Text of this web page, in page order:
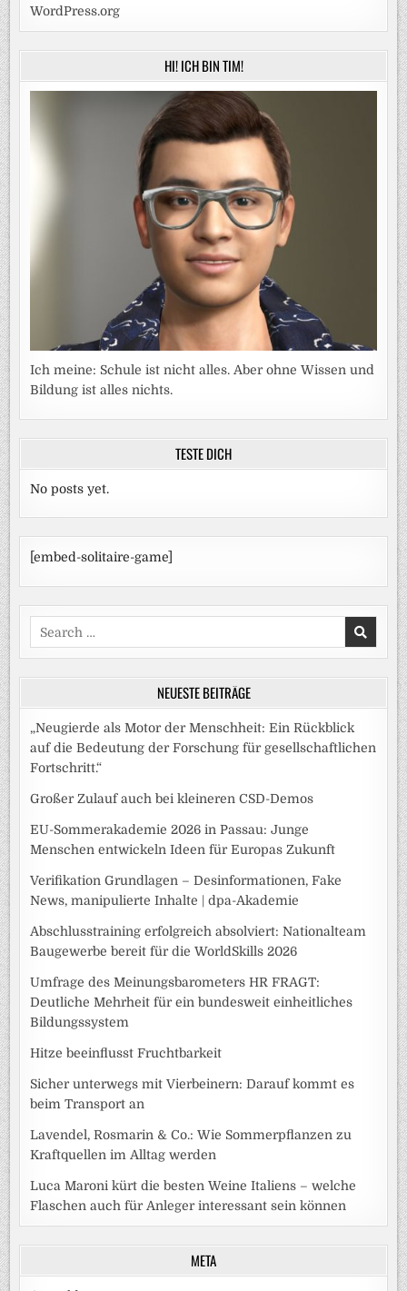
WordPress.org
HI! ICH BIN TIM!
Ich meine: Schule ist nicht alles. Aber ohne Wissen und
Bildung ist alles nichts.
TESTE DICH
No posts yet.
[embed-solitaire-game]
Search
for:
NEUESTE BEITRÄGE
„Neugierde als Motor der Menschheit: Ein Rückblick
auf die Bedeutung der Forschung für gesellschaftlichen
Fortschritt.“
Großer Zulauf auch bei kleineren CSD-Demos
EU-Sommerakademie 2026 in Passau: Junge
Menschen entwickeln Ideen für Europas Zukunft
Verifikation Grundlagen – Desinformationen, Fake
News, manipulierte Inhalte | dpa-Akademie
Abschlusstraining erfolgreich absolviert: Nationalteam
Baugewerbe bereit für die WorldSkills 2026
Umfrage des Meinungsbarometers HR FRAGT:
Deutliche Mehrheit für ein bundesweit einheitliches
Bildungssystem
Hitze beeinflusst Fruchtbarkeit
Sicher unterwegs mit Vierbeinern: Darauf kommt es
beim Transport an
Lavendel, Rosmarin & Co.: Wie Sommerpflanzen zu
Kraftquellen im Alltag werden
Luca Maroni kürt die besten Weine Italiens – welche
Flaschen auch für Anleger interessant sein können
META